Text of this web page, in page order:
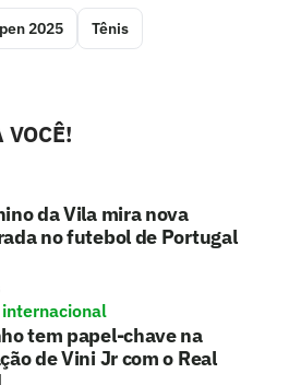
2025 Tênis
VOCÊ!
da Vila mira nova
no futebol de Portugal
tem papel-chave na
de Vini Jr com o Real